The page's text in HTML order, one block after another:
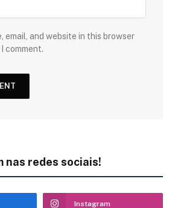
email, and website in this browser
comment.
nas redes sociais!
Instagram